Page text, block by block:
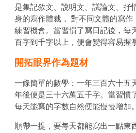
是集記敘文、說明文、議論文、抒
身的寫作體裁， 對不同文體的寫作
練習機會。當習慣了寫日記後，每
百字到千字以上，便會變得容易握
開拓眼界作為題材
一條簡單的數學：一年三百六十五
年後便是三十六萬五千字。當習慣
每天能寫的字數自然便能慢慢增加。
順帶一提，要每天都能寫出一點東